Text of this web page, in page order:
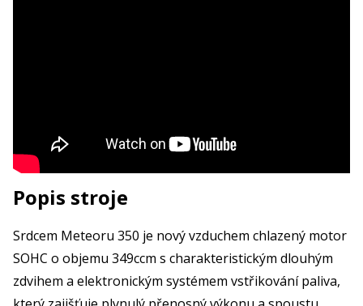
Popis stroje
Srdcem Meteoru 350 je nový vzduchem chlazený motor
SOHC o objemu 349ccm s charakteristickým dlouhým
zdvihem a elektronickým systémem vstřikování paliva,